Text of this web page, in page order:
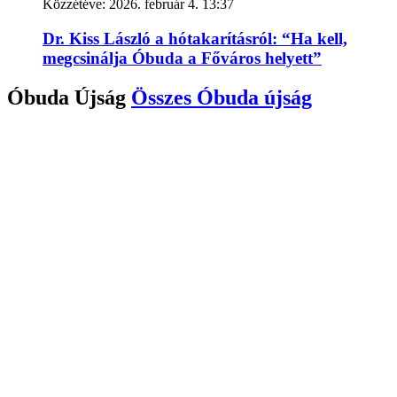
Közzétéve: 2026. február 4. 13:37
Dr. Kiss László a hótakarításról: “Ha kell,
megcsinálja Óbuda a Főváros helyett”
Óbuda Újság Összes Óbuda újság